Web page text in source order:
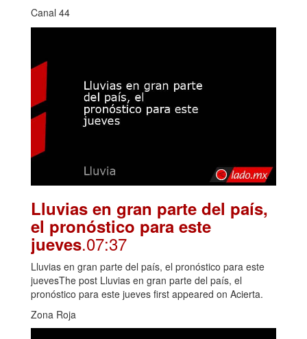
Canal 44
Lluvias en gran parte del país,
el pronóstico para este
jueves.07:37
Lluvias en gran parte del país, el pronóstico para este
juevesThe post Lluvias en gran parte del país, el
pronóstico para este jueves first appeared on Acierta.
Zona Roja